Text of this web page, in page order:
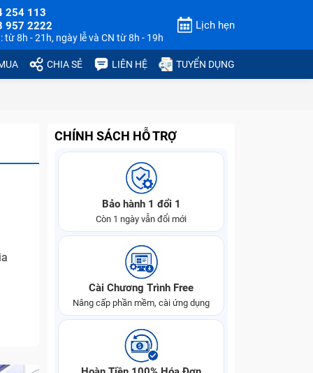
254 113
957 2222
từ 8h - 21h, ngày lễ và CN từ 8h - 19h
Lịch hẹn
CHIA SẺ LIÊN HỆ TUYỂN DỤNG
CHÍNH SÁCH HỖ TRỢ
Bảo hành 1 đổi 1
Còn 1 ngày vẫn đổi mới
Cài Chương Trình Free
Nâng cấp phần mềm, cài ứng dụng